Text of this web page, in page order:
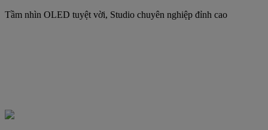
Tầm nhìn OLED tuyệt vời, Studio chuyên nghiệp đỉnh cao